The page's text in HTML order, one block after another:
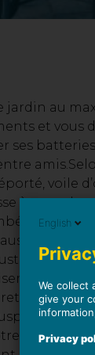
au
et vous
ses
amis.
voile
à toute
pour
have, on
pour
terrasse,
English
We collect
give your
Privacy